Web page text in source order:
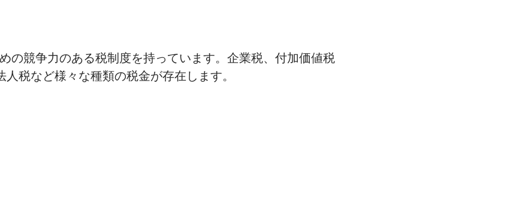
の競争力のある税制度を持っています。企業税、付加価値税
人税など様々な種類の税金が存在します。